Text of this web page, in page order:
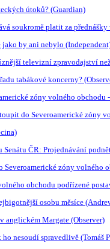
útoků? (Guardian)
soukromě platit za
by ani nebylo
televizní zpravodajství
tabákové koncerny?
zóny volného obchodu
do Severoamerické zóny
Senátu ČR: Projednávání
zóny volného
obchodu podřízené
osobu měsíce
anglickém Margate (Observer)
nesoudí spravedlivě (Tomáš